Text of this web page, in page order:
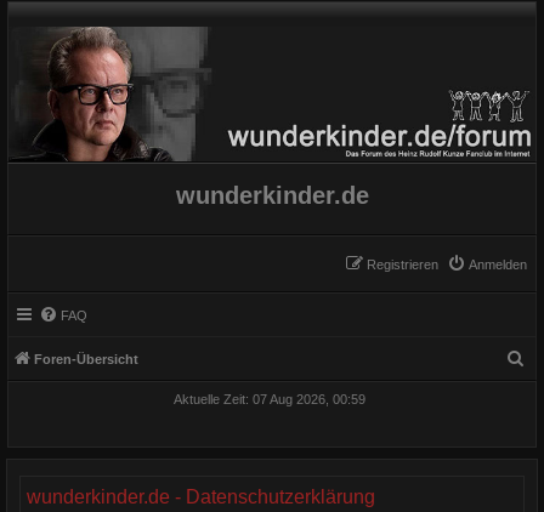
wunderkinder.de
Anmelden
Registrieren
FAQ
Foren-Übersicht
Aktuelle Zeit: 07 Aug 2026, 00:59
wunderkinder.de - Datenschutzerklärung